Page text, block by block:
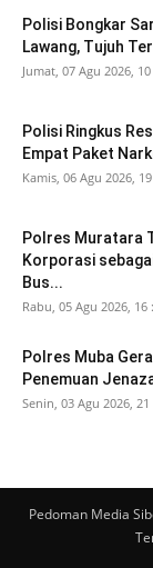
Polisi Bongkar
Lawang, Tujuh
Jumat, 07 Agu 2026,
Polisi Ringkus
Empat Paket
Kamis, 06 Agu 2026,
Polres Muratara
Korporasi
Bus...
Rabu, 05 Agu 2026, 16
Polres Muba
Penemuan
Senin, 03 Agu 2026, 21
Pedoman Media